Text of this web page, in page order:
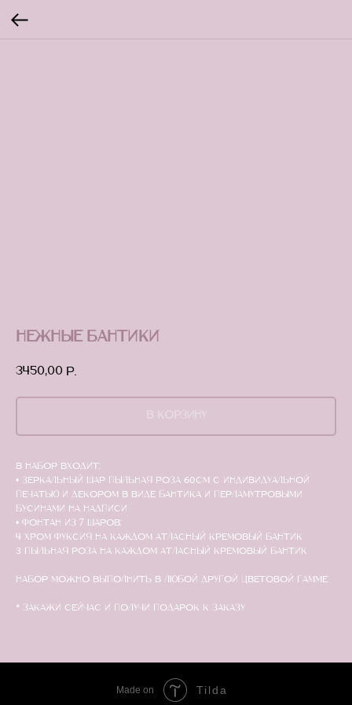
Нежные бантики
3450,00 р.
В набор входит:
• зеркальный шар пыльная роза 60см с индивидуальной
печатью и декором в виде бантика и перламутровыми
бусинами на надписи
• Фонтан из 7 шаров:
4 хром фуксия на каждом атласный кремовый бантик
3 пыльная роза на каждом атласный кремовый бантик
Набор можно выполнить в любой другой цветовой гамме
* Закажи сейчас и получи подарок к заказу
Made on Tilda